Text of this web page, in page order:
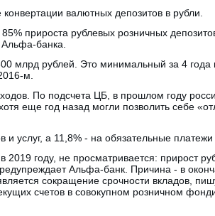
валютных депозитов в рубли.
прироста рублевых розничных
банка.
млрд рублей. Это минимальный за 4 года
м.
По подсчета ЦБ, в прошлом году
еще год назад могли позволить себе
услуг, а 11,8% - на обязательные платежи
году, не просматривается: прирост
Альфа-банк. Причина - в
сокращение срочности вкладов,
счетов в совокупном розничном